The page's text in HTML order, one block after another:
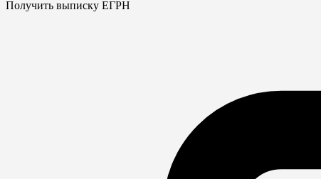
Получить выписку ЕГРН